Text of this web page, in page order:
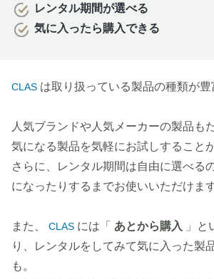
レンタル期間が選べる
気に入ったら購入できる
CLAS は取り扱っている製品の種類が豊
人気ブランドや人気メーカーの製品も
気になる製品を気軽にお試しすること
さらに、レンタル期間は自由に選べる
になったりするまでお使いいただけます
また、 CLAS には「 あとから購入
」と
り、レンタルをしてみて気に入った製
も。